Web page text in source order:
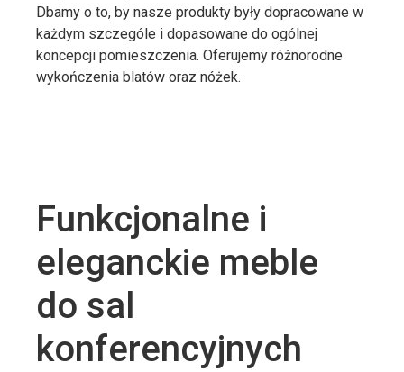
Dbamy o to, by nasze produkty były dopracowane w
każdym szczególe i dopasowane do ogólnej
koncepcji pomieszczenia. Oferujemy różnorodne
wykończenia blatów oraz nóżek.
Funkcjonalne i
eleganckie meble
do sal
konferencyjnych